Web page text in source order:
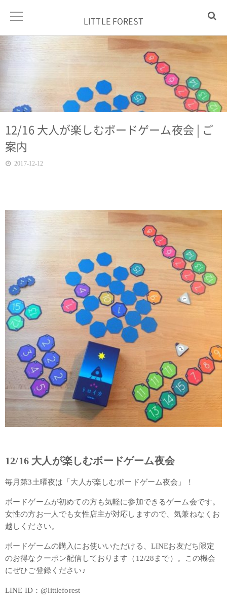
LITTLE FOREST
12/16 大人が楽しむボードゲーム夜会 | ご
案内
2017-12-12
12/16 大人が楽しむボードゲーム夜会
毎月第3土曜夜は「大人が楽しむボードゲーム夜会」！
ボードゲームが初めての方も気軽に参加できるゲーム会です。
女性の方お一人でも女性店主が対応しますので、気兼ねなくお
越しください。
ボードゲームの購入にお使いいただける、LINEお友だち限定
のお得なクーポン配信しております（12/28まで）。この機会
にぜひご登録ください♪
LINE ID：@littleforest